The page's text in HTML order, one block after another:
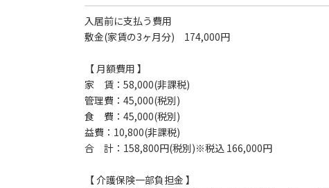
入居前に支払う費用
敷金(家賃の3ヶ月分) 174,000円
【 月額費用 】
家 賃：58,000(非課税)
管理費：45,000(税別)
食 費：45,000(税別)
益費：10,800(非課税)
合 計：158,800円(税別)※税込 166,000円
【 介護保険一部負担金 】